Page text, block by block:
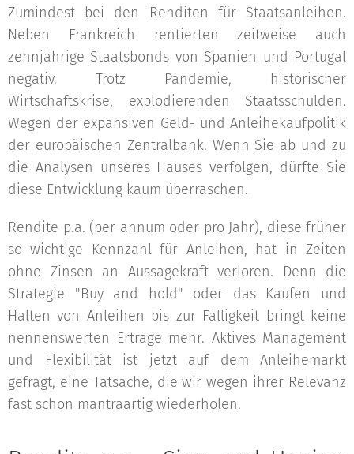
Zumindest bei den Renditen für Staatsanleihen.
Neben Frankreich rentierten zeitweise auch
zehnjährige Staatsbonds von Spanien und Portugal
negativ. Trotz Pandemie, historischer
Wirtschaftskrise, explodierenden Staatsschulden.
Wegen der expansiven Geld- und Anleihekaufpolitik
der europäischen Zentralbank. Wenn Sie ab und zu
die Analysen unseres Hauses verfolgen, dürfte Sie
diese Entwicklung kaum überraschen.
Rendite p.a. (per annum oder pro Jahr), diese früher
so wichtige Kennzahl für Anleihen, hat in Zeiten
ohne Zinsen an Aussagekraft verloren. Denn die
Strategie "Buy and hold" oder das Kaufen und
Halten von Anleihen bis zur Fälligkeit bringt keine
nennenswerten Erträge mehr. Aktives Management
und Flexibilität ist jetzt auf dem Anleihemarkt
gefragt, eine Tatsache, die wir wegen ihrer Relevanz
fast schon mantraartig wiederholen.